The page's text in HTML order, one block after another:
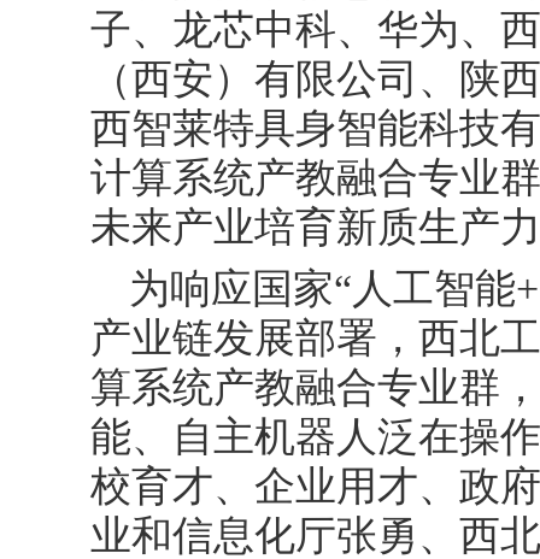
子、龙芯中科、华为、
（西安）有限公司、陕
西智莱特具身智能科技
计算系统产教融合专业
未来产业培育新质生产
为响应国家“人工智能
产业链发展部署，西北
算系统产教融合专业群
能、自主机器人泛在操
校育才、企业用才、政
业和信息化厅张勇、西